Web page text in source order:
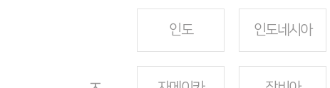
인도 인도네시아